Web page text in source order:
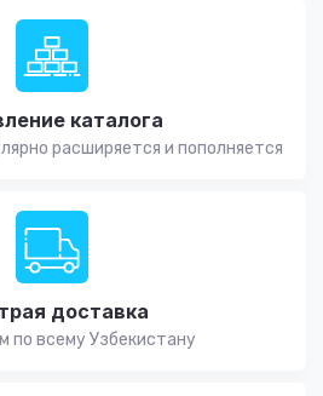
каталога
расширяется и пополняется
доставка
по всему Узбекистану